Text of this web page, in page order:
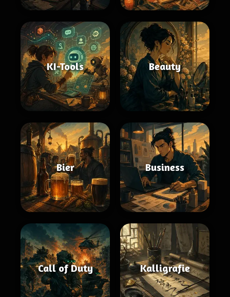
KI-Tools Beauty
Bier Business
Call of Duty Kalligrafie